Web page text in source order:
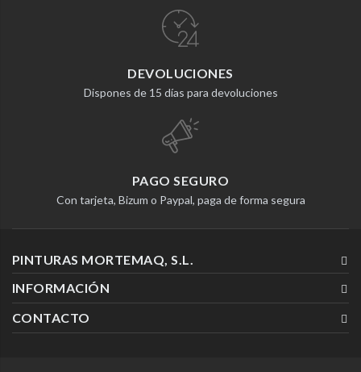
DEVOLUCIONES
Dispones de 15 días para devoluciones
PAGO SEGURO
Con tarjeta, Bizum o Paypal, paga de forma segura
PINTURAS MORTEMAQ, S.L.
INFORMACIÓN
CONTACTO